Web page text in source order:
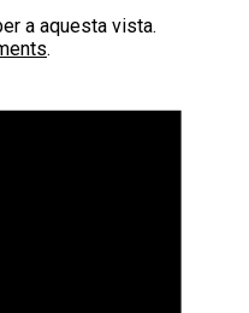
a aquesta vista.
.